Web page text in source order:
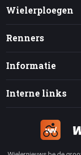
Wielerploegen
Renners
Informatie
Interne links